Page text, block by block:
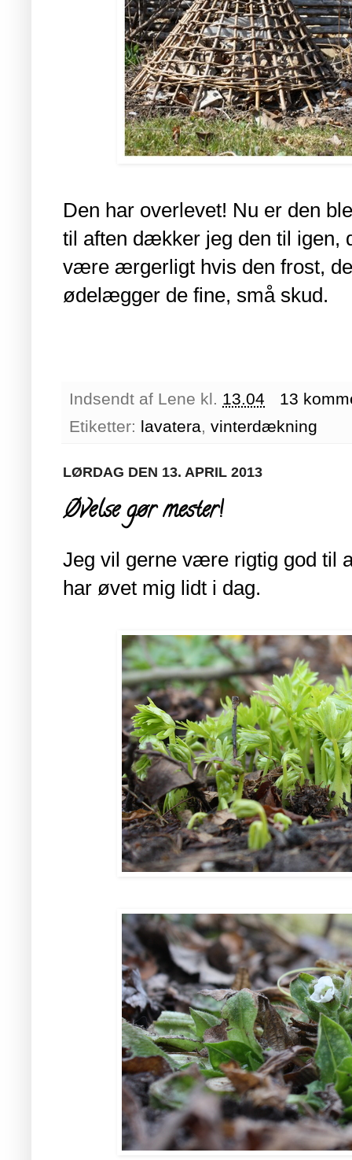
Den har overlevet! Nu er den
til aften dækker jeg den til igen,
være ærgerligt hvis den frost,
ødelægger de fine, små skud.
Indsendt af Lene kl. 13.04
13
Etiketter: lavatera, vinterdækning
LØRDAG DEN 13. APRIL 2013
Øvelse gør mester!
Jeg vil gerne være rigtig god til
har øvet mig lidt i dag.